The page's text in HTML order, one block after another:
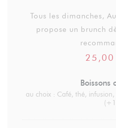
Tous les dimanches,
propose un brunch
25,00
Boissons
au choix : Café, thé,